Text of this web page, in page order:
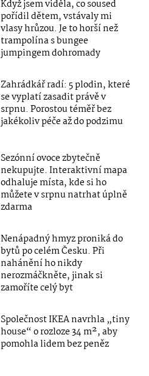
Když jsem viděla, co soused
pořídil dětem, vstávaly mi
vlasy hrůzou. Je to horší než
trampolína s bungee
jumpingem dohromady
Zahrádkář radí: 5 plodin, které
se vyplatí zasadit právě v
srpnu. Porostou téměř bez
jakékoliv péče až do podzimu
Sezónní ovoce zbytečně
nekupujte. Interaktivní mapa
odhaluje místa, kde si ho
můžete v srpnu natrhat úplně
zdarma
Nenápadný hmyz proniká do
bytů po celém Česku. Při
nahánění ho nikdy
nerozmáčkněte, jinak si
zamoříte celý byt
Společnost IKEA navrhla „tiny
house“ o rozloze 34 m², aby
pomohla lidem bez peněz